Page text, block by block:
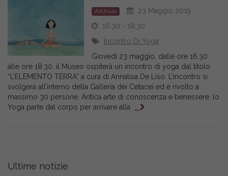
Archivio
23 Maggio 2019
16:30 - 18:30
Incontro Di Yoga
Giovedì 23 maggio, dalle ore 16.30
alle ore 18.30, il Museo ospiterà un incontro di yoga dal titolo
“L’ELEMENTO TERRA” a cura di Annalisa De Liso. L’incontro si
svolgerà all’interno della Galleria dei Cetacei ed è rivolto a
massimo 30 persone. Antica arte di conoscenza e benessere, lo
Yoga parte dal corpo per arrivare alla
Ultime notizie